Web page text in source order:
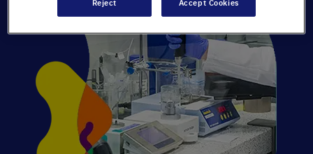
Reject Accept Cookies